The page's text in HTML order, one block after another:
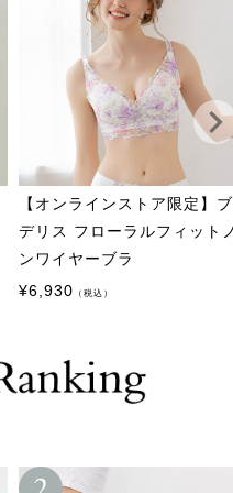
【オンラインストア限定】
デリス フローラルフィット
ンワイヤーブラ
¥6,930 （税込）